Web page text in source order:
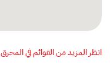
انظر المزيد من القوائم في المحرق